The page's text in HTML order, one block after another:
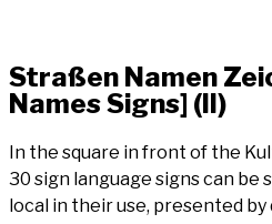
Stra­ßen Namen
Names Signs] (II)
In the squa­re in front of the
30 sign lan­guage signs can be
local in their use, pre­sen­ted